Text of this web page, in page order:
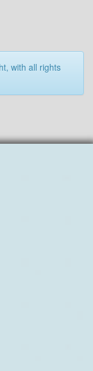
with all rights